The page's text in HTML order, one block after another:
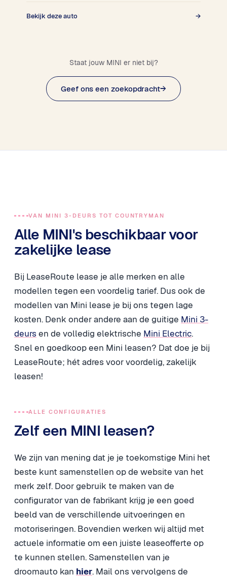
Bekijk deze auto →
Staat jouw MINI er niet bij?
Geef ons een zoekopdracht→
VAN MINI 3-DEURS TOT COUNTRYMAN
Alle MINI's beschikbaar voor
zakelijke lease
Bij LeaseRoute lease je alle merken en alle
modellen tegen een voordelig tarief. Dus ook de
modellen van Mini lease je bij ons tegen lage
kosten. Denk onder andere aan de guitige Mini 3-
deurs en de volledig elektrische Mini Electric.
Snel en goedkoop een Mini leasen? Dat doe je bij
LeaseRoute; hét adres voor voordelig, zakelijk
leasen!
ALLE CONFIGURATIES
Zelf een MINI leasen?
We zijn van mening dat je je toekomstige Mini het
beste kunt samenstellen op de website van het
merk zelf. Door gebruik te maken van de
configurator van de fabrikant krijg je een goed
beeld van de verschillende uitvoeringen en
motoriseringen. Bovendien werken wij altijd met
actuele informatie om een juiste leaseofferte op
te kunnen stellen. Samenstellen van je
droomauto kan hier. Mail ons vervolgens de